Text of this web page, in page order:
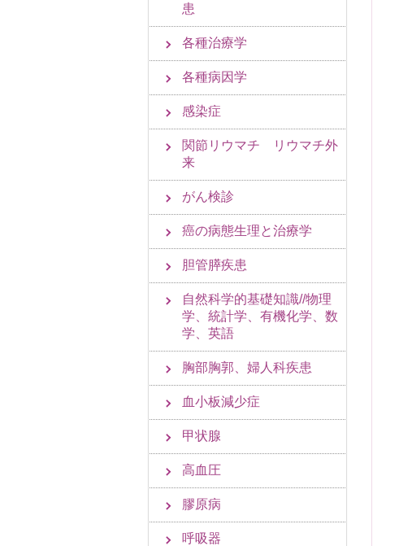
患
各種治療学
各種病因学
感染症
関節リウマチ リウマチ外
来
がん検診
癌の病態生理と治療学
胆管膵疾患
自然科学的基礎知識//物理
学、統計学、有機化学、数
学、英語
胸部胸郭、婦人科疾患
血小板減少症
甲状腺
高血圧
膠原病
呼吸器